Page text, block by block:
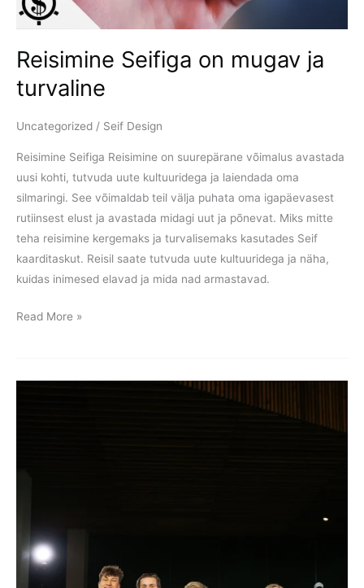
Reisimine Seifiga on mugav ja
turvaline
Uncategorized / Seif Design
Reisimine Seifiga Reisimine on suurepärane võimalus avastada
uusi kohti, tutvuda uute kultuuridega ja laiendada oma
silmaringi. See võimaldab teil välja puhata oma igapäevasest
rutiinsest elust ja avastada midagi uut ja põnevat. Miks mitte
teha reisimine kergemaks ja turvalisemaks kasutades Seif
kaarditaskut. Reisil saate tutvuda uute kultuuridega ja näha,
kuidas inimesed elavad ja mida nad armastavad.
Read More »